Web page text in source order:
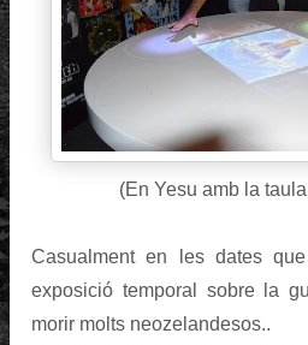
(En Yesu amb la
Casualment en les dates
exposició temporal sobre la
morir molts neozelandesos..